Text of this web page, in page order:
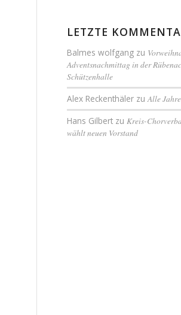
LETZTE
Balmes wolfgang zu
Adventsnachmittag in der
Schützenhalle
Alex Reckenthäler zuAlle
Hans Gilbert zuKreis-
wählt neuen Vorstand